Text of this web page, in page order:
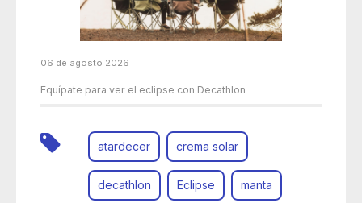
06 de agosto 2026
Equípate para ver el eclipse con Decathlon
atardecer crema solar
decathlon Eclipse manta